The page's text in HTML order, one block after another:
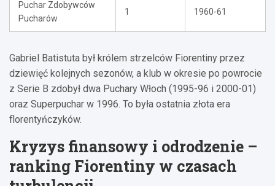
Puchar Zdobywców
Pucharów
1 1960-61
Gabriel Batistuta był królem strzelców Fiorentiny przez
dziewięć kolejnych sezonów, a klub w okresie po powrocie
z Serie B zdobył dwa Puchary Włoch (1995-96 i 2000-01)
oraz Superpuchar w 1996. To była ostatnia złota era
florentyńczyków.
Kryzys finansowy i odrodzenie –
ranking Fiorentiny w czasach